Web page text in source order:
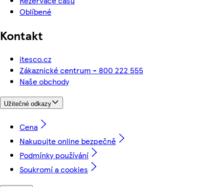
Oblíbené
Kontakt
itesco.cz
Zákaznické centrum - 800 222 555
Naše obchody
Užitečné odkazy
Cena
Nakupujte online bezpečně
Podmínky používání
Soukromí a cookies